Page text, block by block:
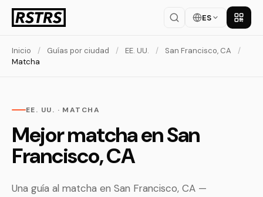
ES
Inicio / Guías por ciudad / EE. UU. / San Francisco, CA
/
Matcha
EE. UU. · MATCHA
Mejor matcha en San
Francisco, CA
Una guía al matcha en San Francisco, CA —